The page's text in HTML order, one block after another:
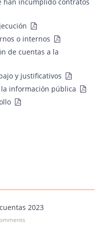
o internos
de cuentas a la
y justificativos
información pública
2023